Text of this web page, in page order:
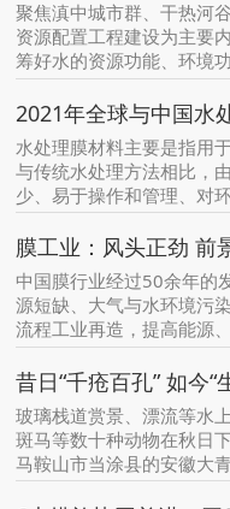
聚焦滇中城市群、干热河
资源配置工程建设为主要
筹好水的资源功能、环境
生态用水。
水处理膜材料主要是指用
与传统水处理方法相比，
少、易于操作和管理、对
处理与回用中有很好的应
膜工业：风头正劲 前
中国膜行业经过50余年的
源短缺、大气与水环境污
流程工业再造，提高能源
面。
玻璃栈道赏景、漂流等水
斑马等数十种动物在秋日
马鞍山市当涂县的安徽大
们有的体验水上项目，有